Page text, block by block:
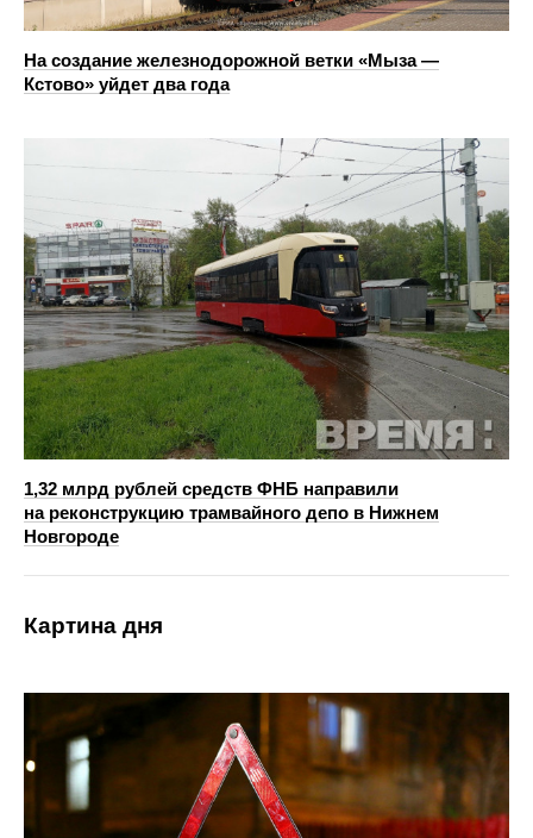
На создание железнодорожной ветки «Мыза —
Кстово» уйдет два года
1,32 млрд рублей средств ФНБ направили
на реконструкцию трамвайного депо в Нижнем
Новгороде
Картина дня